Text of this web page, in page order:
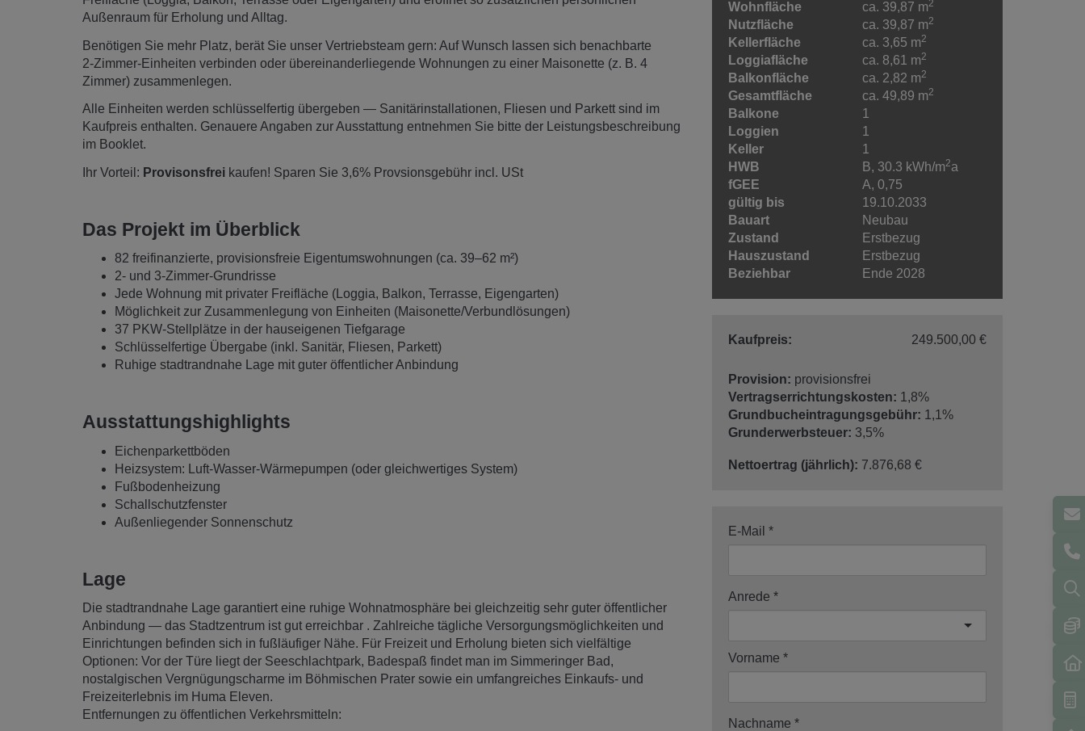
Außenraum für Erholung und Alltag.
Benötigen Sie mehr Platz, berät Sie unser Vertriebsteam gern: Auf Wunsch lassen sich benachbarte
2‑Zimmer‑Einheiten verbinden oder übereinanderliegende Wohnungen zu einer Maisonette (z. B. 4
Zimmer) zusammenlegen.
Alle Einheiten werden schlüsselfertig übergeben — Sanitärinstallationen, Fliesen und Parkett sind im
Kaufpreis enthalten. Genauere Angaben zur Ausstattung entnehmen Sie bitte der Leistungsbeschreibung
im Booklet.
Ihr Vorteil: Provisonsfrei kaufen! Sparen Sie 3,6% Provsionsgebühr incl. USt
Das Projekt im Überblick
82 freifinanzierte, provisionsfreie Eigentumswohnungen (ca. 39–62 m²)
2‑ und 3‑Zimmer‑Grundrisse
Jede Wohnung mit privater Freifläche (Loggia, Balkon, Terrasse, Eigengarten)
Möglichkeit zur Zusammenlegung von Einheiten (Maisonette/Verbundlösungen)
37 PKW‑Stellplätze in der hauseigenen Tiefgarage
Schlüsselfertige Übergabe (inkl. Sanitär, Fliesen, Parkett)
Ruhige stadtrandnahe Lage mit guter öffentlicher Anbindung
Ausstattungshighlights
Eichenparkettböden
Heizsystem: Luft-Wasser-Wärmepumpen (oder gleichwertiges System)
Fußbodenheizung
Schallschutzfenster
Außenliegender Sonnenschutz
Lage
Die stadtrandnahe Lage garantiert eine ruhige Wohnatmosphäre bei gleichzeitig sehr guter öffentlicher
Anbindung — das Stadtzentrum ist gut erreichbar . Zahlreiche tägliche Versorgungsmöglichkeiten und
Einrichtungen befinden sich in fußläufiger Nähe. Für Freizeit und Erholung bieten sich vielfältige
Optionen: Vor der Türe liegt der Seeschlachtpark, Badespaß findet man im Simmeringer Bad,
nostalgischen Vergnügungscharme im Böhmischen Prater sowie ein umfangreiches Einkaufs‑ und
Freizeiterlebnis im Huma Eleven.
Entfernungen zu öffentlichen Verkehrsmitteln:
Wohnfläche
ca. 39,87 m2
Nutzfläche ca. 39,87 m2
Kellerfläche ca. 3,65 m2
Loggiafläche ca. 8,61 m2
Balkonfläche ca. 2,82 m2
Gesamtfläche ca. 49,89 m2
Balkone
1
Loggien
1
Keller
1
HWB
B, 30.3 kWh/m2a
fGEE
A, 0,75
gültig bis
19.10.2033
Bauart
Neubau
Zustand
Erstbezug
Hauszustand
Erstbezug
Beziehbar
Ende 2028
Kaufpreis: 249.500,00 €
Provision: provisionsfrei
Vertragserrichtungskosten: 1,8%
Grundbucheintragungsgebühr: 1,1%
Grunderwerbsteuer: 3,5%
Nettoertrag (jährlich): 7.876,68 €
E-Mail
Anrede
Vorname
Nachname